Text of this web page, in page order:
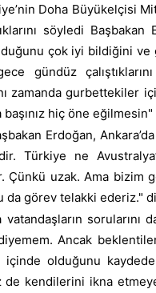
Doha Büyükelçisi
söyledi
çok iyi bildiğini
gündüz
zamanda
başınız hiç öne
Erdoğan,
Türkiye ne
Çünkü uzak. Ama bizim
görev telakki ederiz."
vatandaşların
Ancak beklentiler
olduğunu
kendilerini ikna